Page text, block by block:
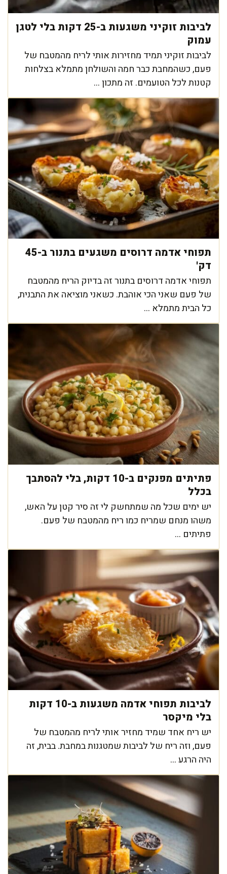
לביבות זוקיני משגעות ב-25 דקות בלי לטגן
עמוק
לביבות זוקיני תמיד מחזירות אותי לריח מהמטבח של
פעם, כשהמחבת כבר חמה והשולחן מתמלא בצלחות
קטנות לכל הטועמים. זה מתכון ...
תפוחי אדמה דרוסים משגעים בתנור ב-45
דק'
תפוחי אדמה דרוסים בתנור זה בדיוק הריח מהמטבח
של פעם שאני הכי אוהבת. כשאני מוציאה את התבנית,
כל הבית מתמלא ...
פתיתים מפנקים ב-10 דקות, בלי להסתבך
בכלל
יש ימים שכל מה שמתחשק לי זה סיר קטן על האש,
משהו מנחם שמריח כמו ריח מהמטבח של פעם.
פתיתים ...
לביבות תפוחי אדמה משגעות ב-10 דקות
בלי מיקסר
יש ריח אחד שמיד מחזיר אותי לריח מהמטבח של
פעם, וזה ריח של לביבות שמטגנות במחבת. בבית, זה
היה הרגע ...